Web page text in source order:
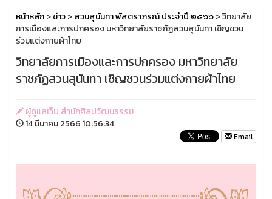
หน้าหลัก>ข่าว>สวนสุนันทา พัสตราภรณ์ ประจำปี ๒๕๖๖> วิทยาลัย
การเมืองและการปกครอง มหาวิทยาลัยราชภัฏสวนสุนันทา เชิญชวน
ร่วมแต่งกายผ้าไทย
วิทยาลัยการเมืองและการปกครอง มหาวิทยาลัย
ราชภัฏสวนสุนันทา เชิญชวนร่วมแต่งกายผ้าไทย
ผู้ดูแลเว็บ สำนักศิลปวัฒนธรรม
14 มีนาคม 2566 10:56:34
Email